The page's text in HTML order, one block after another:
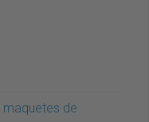
maquetes de